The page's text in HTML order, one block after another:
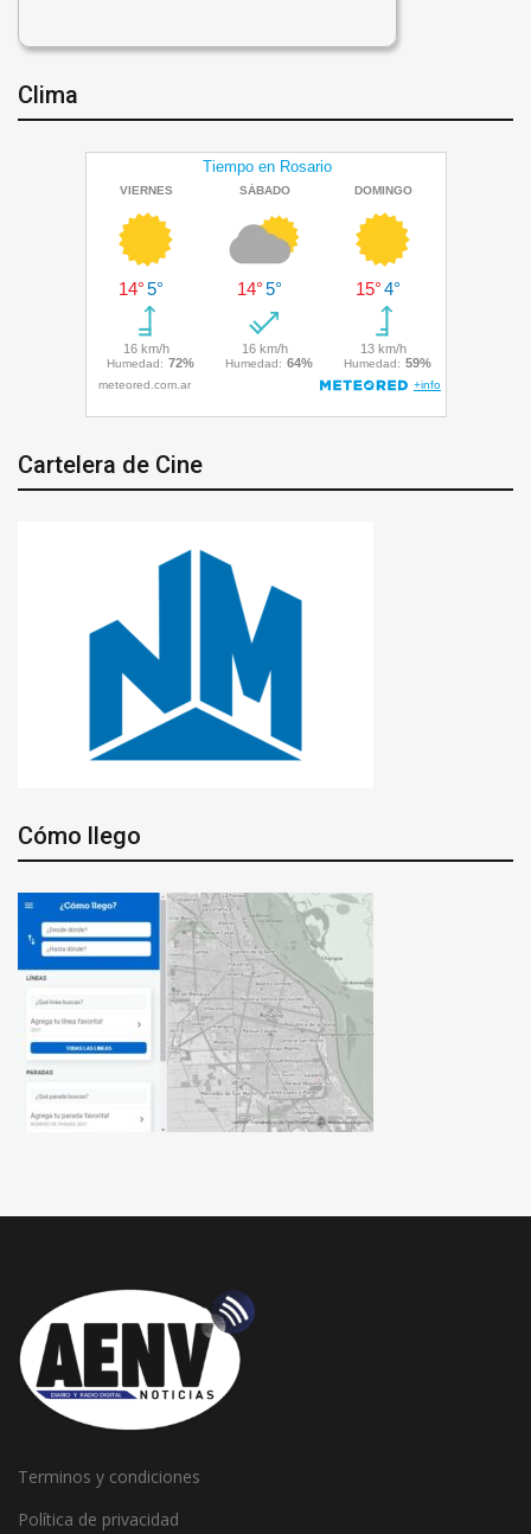
Clima
Cartelera de Cine
Cómo llego
Terminos y condiciones
Política de privacidad